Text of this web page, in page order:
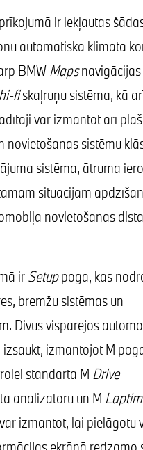
ir iekļautas
automātiskā klimata
BMWMapsnavigācijas
hi-fiskaļruņu sistēma, kā
var izmantot arī
sistēmu
sistēma, ātruma
situācijām
novietošanas
irSetuppoga, kas
bremžu sistēmas un
Divus vispārējos
izmantojot M
standarta M Drive
analizatoru un M
izmantot, lai pielāgotu